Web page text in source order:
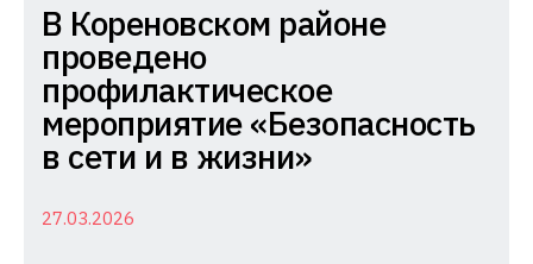
Комиссия
по
делам
несовершеннолетних
и
их
В Кореновском районе
проведено
профилактическое
мероприятие «Безопасность
в сети и в жизни»
27.03.2026